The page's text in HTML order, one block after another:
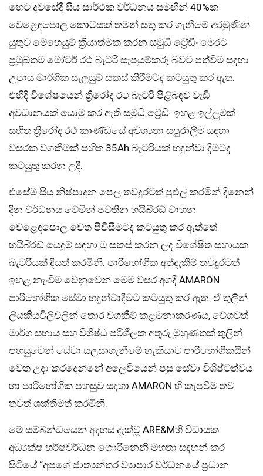
හෙට දවසේදී සිය සාර්ථක වර්ධනය සමඟින් 40%ක
වෙළෙඳපොල කොටසක් තමන් සතු කර ගැනීමේ අරමුණින්
යුතුව මෙහෙයුම් ක්‍රියාත්මක කරන සමුධි ට්‍රේඩිං මෙරට
ප්‍රමුඛතම මෝටර් රථ බැටරි සැපයුම්කරු බවට පත්වීම සඳහා
උපාය මාර්ගික සැලසුම් සකස් කිරීමටද කටයුතු කර ඇත.
එහිදී විශේෂයෙන් ත්‍රිරෝද රථ බැටරි පිළිබඳව වැඩි
අවධානයක් යොමු කර ඇති සමුධි ට්‍රේඩිං ඉහළ ඉල්ලුමක්
සහිත ත්‍රිරෝද රථ කාණ්ඩයේ අවශ්‍යතා සපුරාලීම සඳහා
වසරක වගකීමක් සහිත 35Ah බැටරියක් හඳුන්වා දීමටද
කටයුතු කරන ලදී.
එසේම සිය නිෂ්පාදන පෙල තවදුරටත් පුළුල් කරමින් දිනෙන්
දින වර්ධනය වෙමින් පවතින හයිබි්‍රඩ් වාහන
වෙළෙඳපොල වෙත පිවිසීමටද කටයුතු කර ඇත්තේ
හයිබි්‍රඩ් යෙදුම් සඳහා ම සකස් කරන ලද විශේෂිත සහායක
බැටරියක් දියත් කරමිනි. පාරිභෝගික අත්දැකීම් තවදුරටත්
ඉහළ නැංවීම වෙනුවෙන් මෙම වසර අගදී AMARON
පාරිභෝගික සේවා හඳුන්වාදීමට කටයුතු කර ඇත. ඒ තුලින්
ලියකියවිලිවලින් තොර වගකීම් කළමනාකරණය, වේගවත්
මාර්ග සහාය සහ විශිෂ්ඨ පරිශීලක අතුරු මුහුණතක් තුලින්
පහසුවෙන් සේවා සලසාගැනීමේ හැකියාව පාරිභෝගිකයින්
වෙත උදා කරදෙන්නේ අලෙවියෙන් පසු සේවා විශිෂ්ටත්වය
හා පාරිභෝගික පහසුව සඳහා AMARON හි කැපවීම තව
තවත් ශක්තිමත් කරමිනි.
මේ සම්බන්ධයෙන් අදහස් දැක්වූ ARE&Mහි විධායක
අධ්‍යක්ෂ හර්ෂවර්ධන ගෞරිනෙනි මහතා සඳහන් කර
සිටියේ “අපගේ ජාත්‍යන්තර ව්‍යාපාර වර්ධනයේ ප්‍රධාන